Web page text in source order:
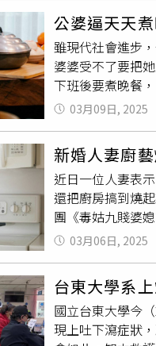
再用烤箱烤熟」
骨髓中血紅素的
步驟，導致麵糰
機」。然而，當
黑的鍋巴，讓所
禾浩辰表示自己
著對民眾說：「
氣氛中，苗可麗
歡鹹口味還是淡
有湯汁，直呼「
自己對麵皮製作
他感受到每一個
課。」經歷過這
要擀麵又要包餡
一開始壓力會大
視主頻於隔週六
加坡SingTel劇樂
Hami Video 影劇
公婆逼天天
雖現代社會進步
婆婆受不了要把
下班後要煮晚餐
一星期他們就不
就是焦
箱？當天買的都
後一次煮飯忘了
醫院，我們每天
留言「這真的是
房，但還是繼續
03月09日, 2025
新婚人妻廚
近日一位人妻表
還把廚房搞到燒
團《毒姑九賤婆
婆婆回，煮久了
毒。原PO說，不
解，「為什麼要
出，「我清楚看
03月06日, 2025
台東大學系
國立台東大學今
現上吐下瀉症狀